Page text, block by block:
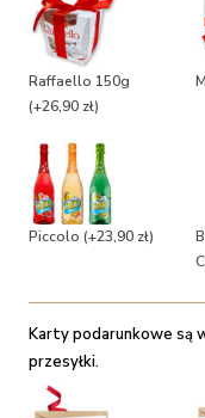
Raffaello 150g
(+26,90 zł)
Piccolo (+23,90 zł)
Karty podarunkowe są
przesyłki.